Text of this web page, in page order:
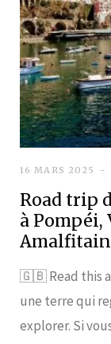
16 MARS 2025
Road trip
à Pompéi,
🇬🇧 Read this
une terre qui
explorer. Si